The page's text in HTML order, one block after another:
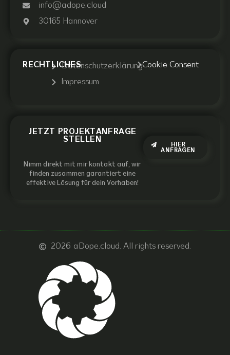
info@adope.cloud
30165 Hannover
RECHTLICHESDatenschutzerklärung
Impressum
Cookie Consent
JETZT PROJEKTANFRAGE
STELLEN
Nimm direkt mit mir kontakt auf, wir
finden zusammen garantiert eine
effektive Lösung für dein Vorhaben!
HIER
ANFRAGEN
2026 aDope.cloud. All rights reserved.